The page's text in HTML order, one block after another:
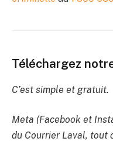
Téléchargez
C’est simple et gratuit.
Meta (Facebook et
du Courrier Laval, tout